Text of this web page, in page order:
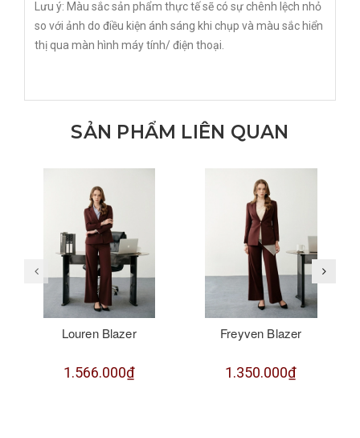
Lưu ý: Màu sắc sản phẩm thực tế sẽ có sự chênh lệch nhỏ
so với ảnh do điều kiện ánh sáng khi chụp và màu sắc hiển
thị qua màn hình máy tính/ điện thoại.
SẢN PHẨM LIÊN QUAN
Louren Blazer
1.566.000₫
Freyven Blazer
1.350.000₫